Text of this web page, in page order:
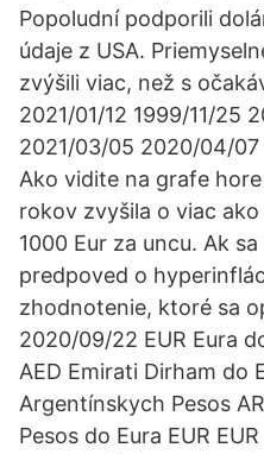
Popoludní podporili
údaje z USA.
zvýšili viac, než s
2021/01/12 1999/11/25
2021/03/05 2020/04/07
Ako vidite na grafe
rokov zvyšila o viac
1000 Eur za uncu. Ak
predpoved o
zhodnotenie, ktoré sa
2020/09/22 EUR Eura
AED Emirati Dirham do
Argentínskych Pesos
Pesos do Eura EUR